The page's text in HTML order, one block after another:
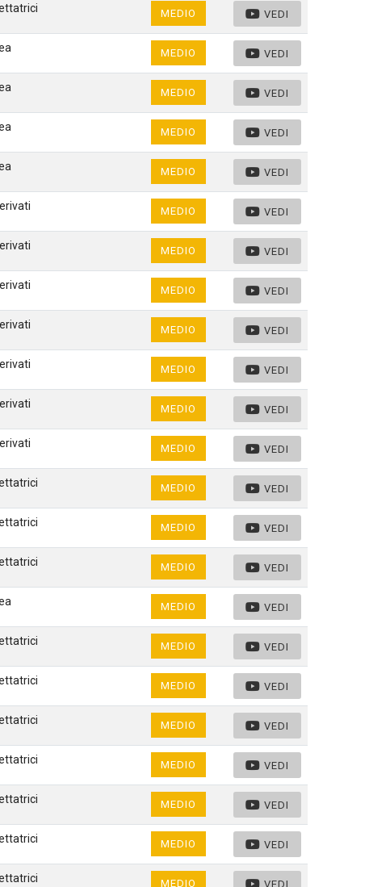
MEDIO VEDI
MEDIO VEDI
MEDIO VEDI
MEDIO VEDI
MEDIO VEDI
MEDIO VEDI
MEDIO VEDI
MEDIO VEDI
MEDIO VEDI
MEDIO VEDI
MEDIO VEDI
MEDIO VEDI
MEDIO VEDI
MEDIO VEDI
MEDIO VEDI
MEDIO VEDI
MEDIO VEDI
MEDIO VEDI
MEDIO VEDI
MEDIO VEDI
MEDIO VEDI
MEDIO VEDI
MEDIO VEDI